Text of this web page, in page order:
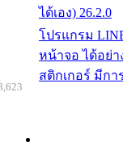
ได้เอง) 26.2.0
โปรแกรม
หน้าจอ ได้อย่า
สติกเกอร์ มีกา